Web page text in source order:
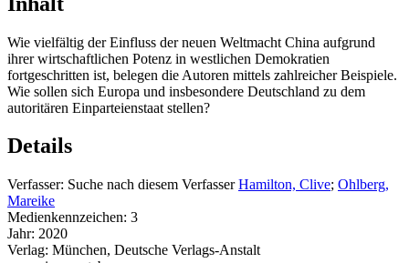
Wie vielfältig der Einfluss der neuen Weltmacht China aufgrund
ihrer wirtschaftlichen Potenz in westlichen Demokratien
fortgeschritten ist, belegen die Autoren mittels zahlreicher Beispiele.
Wie sollen sich Europa und insbesondere Deutschland zu dem
autoritären Einparteienstaat stellen?
Details
Verfasser: Suche nach diesem Verfasser Hamilton, Clive; Ohlberg,
Mareike
Medienkennzeichen: 3
Jahr: 2020
Verlag: München, Deutsche Verlags-Anstalt